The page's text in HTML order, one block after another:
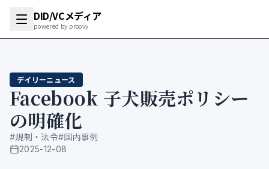
DID/VCメディア
powered by proovy
デイリーニュース
Facebook 子犬販売ポリシー
の明確化
#規制・法令#国内事例
公開日
2025-12-08